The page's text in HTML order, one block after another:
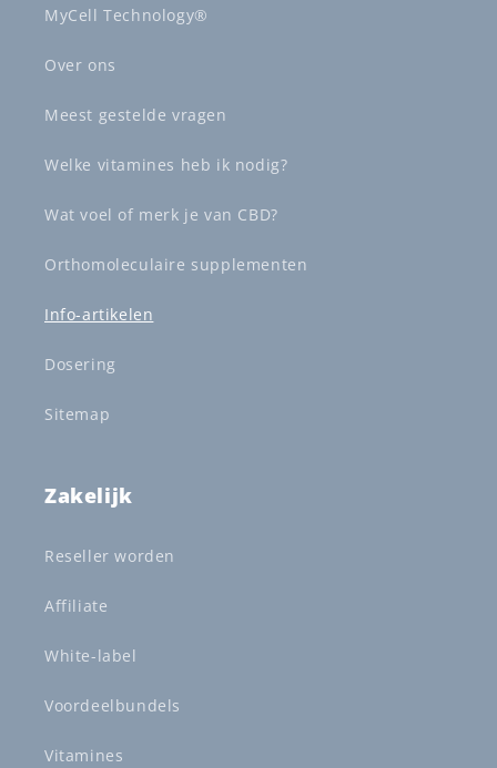
MyCell Technology®
Over ons
Meest gestelde vragen
Welke vitamines heb ik nodig?
Wat voel of merk je van CBD?
Orthomoleculaire supplementen
Info-artikelen
Dosering
Sitemap
Zakelijk
Reseller worden
Affiliate
White-label
Voordeelbundels
Vitamines